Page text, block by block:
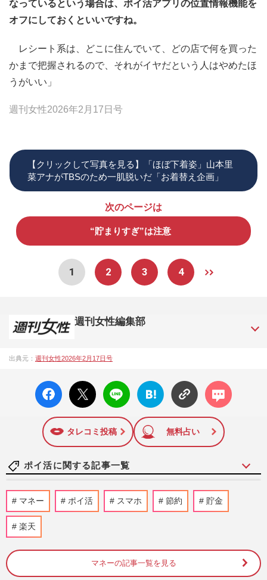
なっているという場合は、ポイ活アプリの位置情報機能を
オフにしておくといいですね。
レシート系は、どこに住んでいて、どの店で何を買った
かまで把握されるので、それがイヤだという人はやめたほ
うがいい」
週刊女性2026年2月17日号
【クリックして写真を見る】「ほぼ下着姿」山本里
菜アナがTBSのため一肌脱いだ「お着替え企画」
次のページは
“貯まりすぎ”は注意
1 2 3 4
週刊女性編集部
シップや事件、皇室の話題、感動ドキュメント、美容・健
12日号で「眞子さま嫁ぎ先の“義母”が抱える400万円超の“借金
トラブル”」報道をスクープ。この一報から約2か月後、宮内庁
は結婚延期を発表。同記事は2018年の「編集者が選ぶ雑誌ジ
ャーナリズム賞」大賞を受賞した。毎週火曜日発売。
出典元： 週刊女性2026年2月17日号
facebo
ok い
X ポス
ト
LINE
はてな
ブック
に追加
コメン
ト
タレコミ投稿 無料占い
ポイ活に関する記事一覧
謎の〈おぢさんが育つ〉ポイ活アプリ『お
ぢポ』がSNSで大バズり…運営が明かすガ
東京都、肝いりの《東京アプリ》に多額の
税金を投入も利用者は「全然便利にならな
マネー ポイ活 スマホ 節約 貯金
楽天
マネーの記事一覧を見る